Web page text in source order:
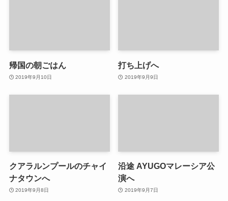
帰国の朝ごはん
2019年9月10日
打ち上げへ
2019年9月9日
クアラルンプールのチャイ
ナタウンへ
2019年9月8日
沿途 AYUGOマレーシア公
演へ
2019年9月7日